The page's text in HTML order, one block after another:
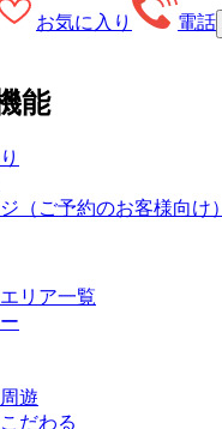
お気に入り 電話
能
（ご予約のお客様向け）
リア一覧
遊
だわる